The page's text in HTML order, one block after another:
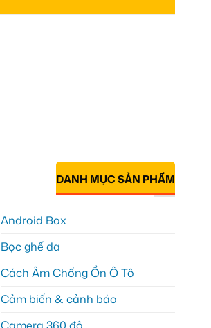
DANH MỤC SẢN PHẨM
Android Box
Bọc ghế da
Cách Âm Chống Ồn Ô Tô
Cảm biến & cảnh báo